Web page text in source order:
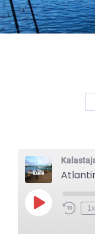
Play
Episode
1x